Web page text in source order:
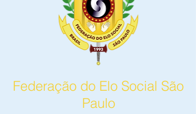
Federação do Elo Social São
Paulo